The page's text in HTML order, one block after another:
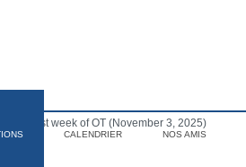
CALENDRIER NOS AMIS
the 31st week of OT (November 3, 2025)